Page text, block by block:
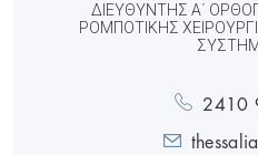
ΔΙΕΥΘΥΝΤΉΣ Α΄
ΡΟΜΠΟΤΙΚΉΣ
2410